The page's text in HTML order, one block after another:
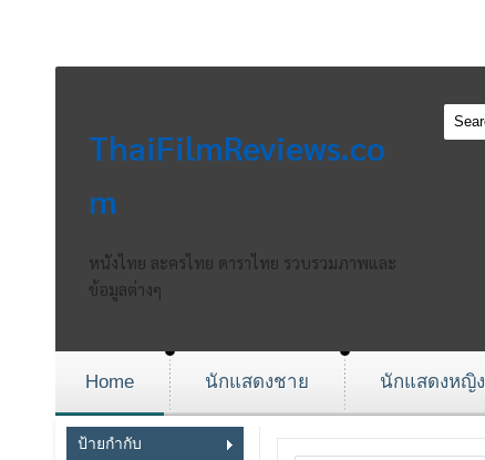
ThaiFilmReviews.co
m
หนังไทย ละครไทย ดาราไทย รวบรวมภาพและ
ข้อมูลต่างๆ
Home นักแสดงชาย นักแสดงหญิง
ป้ายกำกับ